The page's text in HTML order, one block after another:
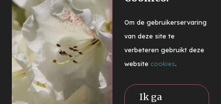
Om de gebruikerservaring
van deze site te
verbeteren gebruikt deze
website cookies.
Ik ga